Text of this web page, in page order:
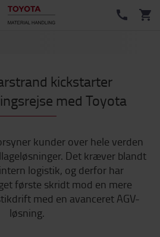
kickstarter
med Toyota
kunder over hele verden
Det kræver blandt
logistik, og derfor har
første skridt mod en mere
med en avanceret AGV-
løsning.